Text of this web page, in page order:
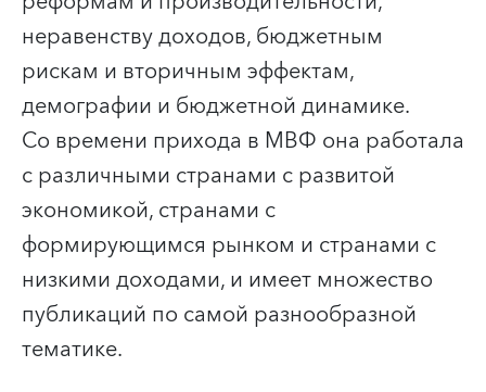
неравенству доходов, бюджетным
рискам и вторичным эффектам,
демографии и бюджетной динамике.
Со времени прихода в МВФ она работала
с различными странами с развитой
экономикой, странами с
формирующимся рынком и странами с
низкими доходами, и имеет множество
публикаций по самой разнообразной
тематике.